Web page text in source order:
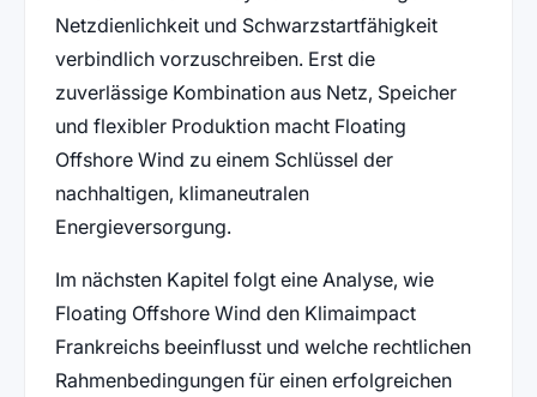
Netzdienlichkeit und Schwarzstartfähigkeit
verbindlich vorzuschreiben. Erst die
zuverlässige Kombination aus Netz, Speicher
und flexibler Produktion macht Floating
Offshore Wind zu einem Schlüssel der
nachhaltigen, klimaneutralen
Energieversorgung.
Im nächsten Kapitel folgt eine Analyse, wie
Floating Offshore Wind den Klimaimpact
Frankreichs beeinflusst und welche rechtlichen
Rahmenbedingungen für einen erfolgreichen